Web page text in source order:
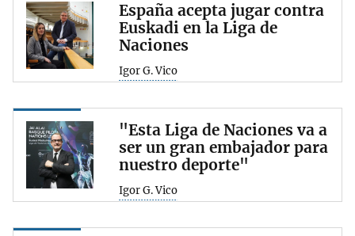
España acepta jugar contra
Euskadi en la Liga de
Naciones
Igor G. Vico
"Esta Liga de Naciones va a
ser un gran embajador para
nuestro deporte"
Igor G. Vico